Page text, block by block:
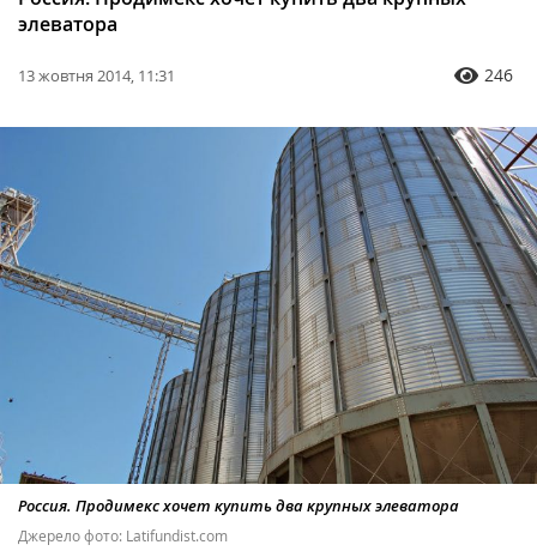
элеватора
13 жовтня 2014, 11:31 246
Россия. Продимекс хочет купить два крупных элеватора
Джерело фото: Latifundist.com